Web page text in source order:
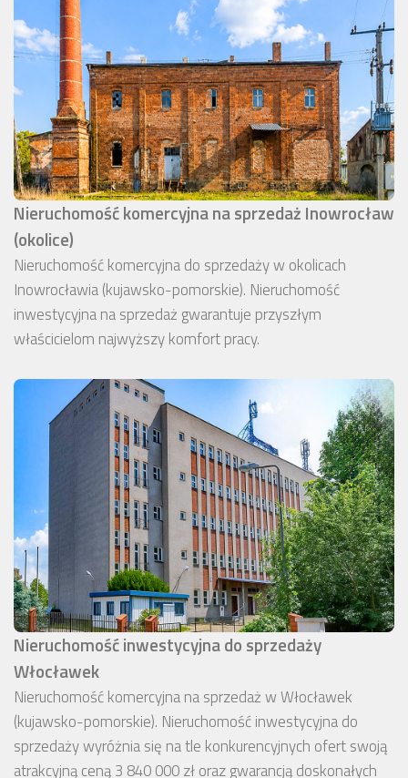
Nieruchomość komercyjna na sprzedaż Inowrocław
(okolice)
Nieruchomość komercyjna do sprzedaży w okolicach
Inowrocławia (kujawsko-pomorskie). Nieruchomość
inwestycyjna na sprzedaż gwarantuje przyszłym
właścicielom najwyższy komfort pracy.
Nieruchomość inwestycyjna do sprzedaży
Włocławek
Nieruchomość komercyjna na sprzedaż w Włocławek
(kujawsko-pomorskie). Nieruchomość inwestycyjna do
sprzedaży wyróżnia się na tle konkurencyjnych ofert swoją
atrakcyjną ceną 3 840 000 zł oraz gwarancją doskonałych